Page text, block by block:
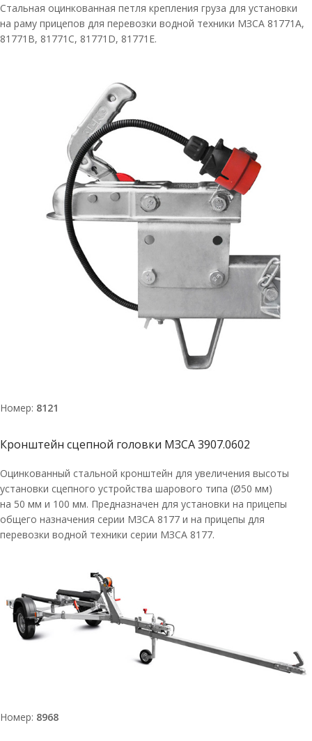
Стальная оцинкованная петля крепления груза для установки
на раму прицепов для перевозки водной техники МЗСА 81771A,
81771В, 81771С, 81771D, 81771E.
Номер: 8121
Кронштейн сцепной головки МЗСА 3907.0602
Оцинкованный стальной кронштейн для увеличения высоты
установки сцепного устройства шарового типа (Ø50 мм)
на 50 мм и 100 мм. Предназначен для установки на прицепы
общего назначения серии МЗСА 8177 и на прицепы для
перевозки водной техники серии МЗСА 8177.
Номер: 8968